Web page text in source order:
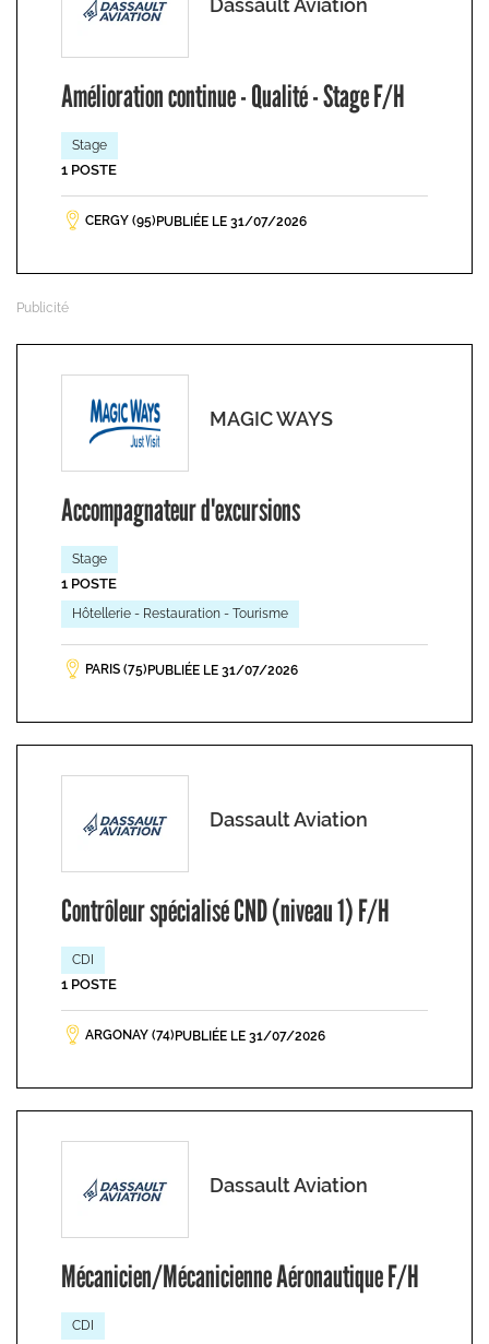
Dassault Aviation
Amélioration continue - Qualité - Stage F/H
Stage
1 POSTE
CERGY (95) PUBLIÉE LE 31/07/2026
MAGIC WAYS
Accompagnateur d'excursions
Stage
1 POSTE
Hôtellerie - Restauration - Tourisme
PARIS (75) PUBLIÉE LE 31/07/2026
Dassault Aviation
Contrôleur spécialisé CND (niveau 1) F/H
CDI
1 POSTE
ARGONAY (74) PUBLIÉE LE 31/07/2026
Dassault Aviation
Mécanicien/Mécanicienne Aéronautique F/H
CDI